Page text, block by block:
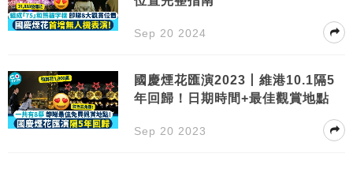
Sep 20 2024
國慶煙花匯演2023丨維港10.1隔5
年回歸！日期時間+最佳觀賞地點
Sep 20 2023